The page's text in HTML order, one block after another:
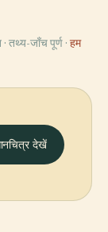
तथ्य-जाँच पूर्ण · हम
देखें